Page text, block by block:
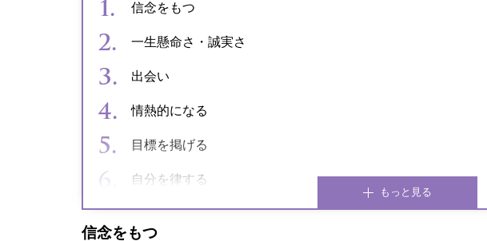
信念をもつ
一生懸命さ・誠実さ
出会い
情熱的になる
目標を掲げる
自分を律する
もっと見る
信念をもつ